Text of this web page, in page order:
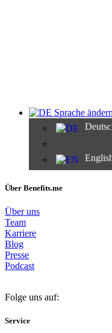
Sprache ändern
Über Benefits.me
Über uns
Team
Karriere
Blog
Presse
Podcast
Folge uns auf:
Service